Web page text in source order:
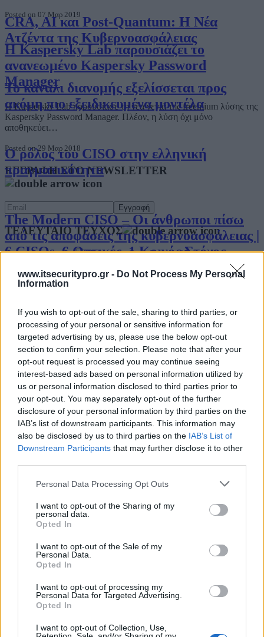
www.itsecuritypro.gr - Do Not Process My Personal
Information
If you wish to opt-out of the sale, sharing to third parties, or
processing of your personal or sensitive information for
targeted advertising by us, please use the below opt-out
section to confirm your selection. Please note that after your
opt-out request is processed you may continue seeing
interest-based ads based on personal information utilized by
us or personal information disclosed to third parties prior to
your opt-out. You may separately opt-out of the further
disclosure of your personal information by third parties on the
IAB’s list of downstream participants. This information may
also be disclosed by us to third parties on the IAB’s List of
Downstream Participants that may further disclose it to other
Personal Data Processing Opt Outs
I want to opt-out of the Sharing of my
personal data.
Opted In
I want to opt-out of the Sale of my
Personal Data.
Opted In
I want to opt-out of processing my
Personal Data for Targeted Advertising.
Opted In
I want to opt-out of Collection, Use,
CRA, AI και Post-Quantum: Η Νέα
Ατζέντα της Κυβερνοασφάλειας
Το κανάλι διανομής εξελίσσεται προς
ακόμη πιο εξειδικευμένα μοντέλα
Ο ρόλος του CISO στην ελληνική
πραγματικότητα
The Modern CISO – Οι άνθρωποι πίσω
από τις αποφάσεις της κυβερνοασφάλειας |
6 CISOs, 6 Οπτικές, 1 Κοινός Στόχος
μετά τη NIS2 – Τι πρέπει να γνωρίζει ο
CISO
Η μεταμόρφωση του CISO για τις
ανάγκες του σήμερα
Ο σύγχρονος CISO δεν επιλέγει προϊόντα.
Επιλέγει οικοσυστήματα.
Η Εξέλιξη του CISO σε Επιχειρησιακό
Ηγέτη
“Become a CISO”, they said…
Ο Σύγχρονος CISO: Από Τεχνικός
Posted on 07 Μαρ 2019
Η Kaspersky Lab παρουσιάζει το
ανανεωμένο Kaspersky Password
Manager
Η Kaspersky Lab παρουσίασε τη νέα γενιά της freemium λύσης της
Kaspersky Password Manager. Πλέον, η λύση όχι μόνο
αποθηκεύει…
Posted on 29 Μαρ 2018
ΕΓΓΡΑΦΗ ΣΤΟ NEWSLETTER
ΤΕΛΕΥΤΑΙΟ ΤΕΥΧΟΣ
Περιεχόμενα τεύχους
ΑΡΧΕΙΟ ΠΕΡΙΟΔΙΚΩΝ